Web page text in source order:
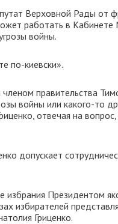
Верховной Рады от
работать в
войны.
по-киевски».
правительства
войны или какого-то
отвечая на
допускает
избрания Президентом
избирателей
Гриценко.